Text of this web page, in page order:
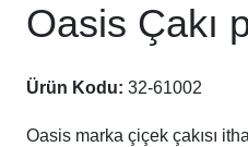
Oasis Çakı
Ürün Kodu: 32-61002
Oasis marka çiçek çakısı